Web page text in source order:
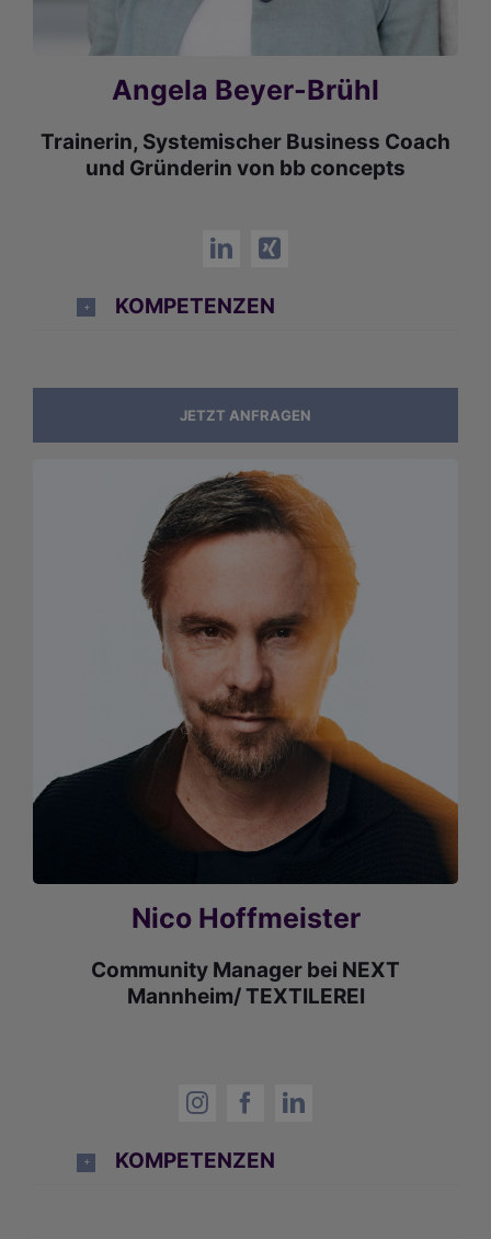
Angela Beyer-Brühl
Trainerin, Systemischer Business Coach
und Gründerin von bb concepts
KOMPETENZEN
JETZT ANFRAGEN
Nico Hoffmeister
Community Manager bei NEXT
Mannheim/ TEXTILEREI
KOMPETENZEN